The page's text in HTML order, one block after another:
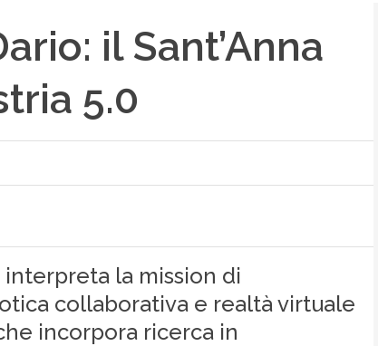
il Sant’Anna
5.0
interpreta la mission di
collaborativa e realtà virtuale
incorpora ricerca in